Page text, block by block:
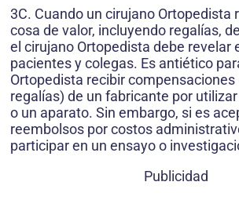
3C. Cuando un cirujano Ortopedista
cosa de valor, incluyendo regalías,
el cirujano Ortopedista debe revelar
pacientes y colegas. Es antiético
Ortopedista recibir
regalías) de un fabricante por
o un aparato. Sin embargo, si es
reembolsos por costos
participar en un ensayo o
Publicidad